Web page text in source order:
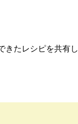
きたレシピを共有し